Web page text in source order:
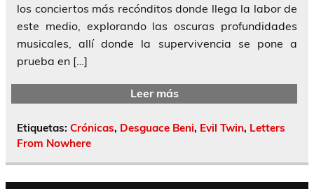
los conciertos más recónditos donde llega la labor de
este medio, explorando las oscuras profundidades
musicales, allí donde la supervivencia se pone a
prueba en […]
Leer más
Etiquetas: Crónicas, Desguace Beni, Evil Twin, Letters
From Nowhere